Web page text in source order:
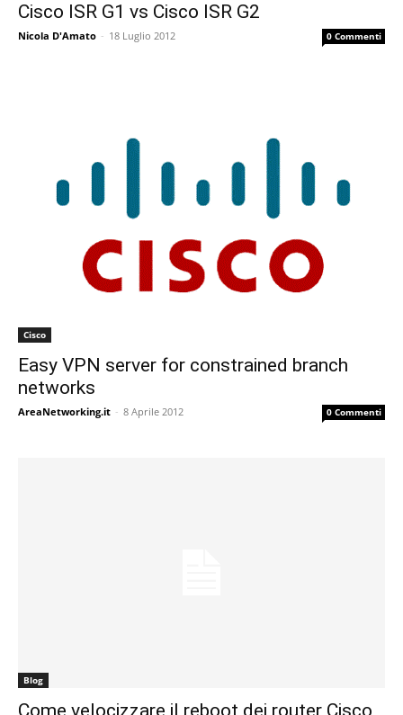
Cisco ISR G1 vs Cisco ISR G2
Nicola D'Amato - 18 Luglio 2012 0 Commenti
Cisco
Easy VPN server for constrained branch
networks
AreaNetworking.it - 8 Aprile 2012 0 Commenti
Blog
Come velocizzare il reboot dei router Cisco